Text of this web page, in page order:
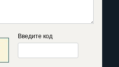
Введите код